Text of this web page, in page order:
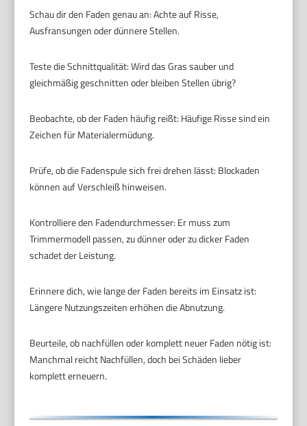
Schau dir den Faden genau an: Achte auf Risse,
Ausfransungen oder dünnere Stellen.
Teste die Schnittqualität: Wird das Gras sauber und
gleichmäßig geschnitten oder bleiben Stellen übrig?
Beobachte, ob der Faden häufig reißt: Häufige Risse sind ein
Zeichen für Materialermüdung.
Prüfe, ob die Fadenspule sich frei drehen lässt: Blockaden
können auf Verschleiß hinweisen.
Kontrolliere den Fadendurchmesser: Er muss zum
Trimmermodell passen, zu dünner oder zu dicker Faden
schadet der Leistung.
Erinnere dich, wie lange der Faden bereits im Einsatz ist:
Längere Nutzungszeiten erhöhen die Abnutzung.
Beurteile, ob nachfüllen oder komplett neuer Faden nötig ist:
Manchmal reicht Nachfüllen, doch bei Schäden lieber
komplett erneuern.